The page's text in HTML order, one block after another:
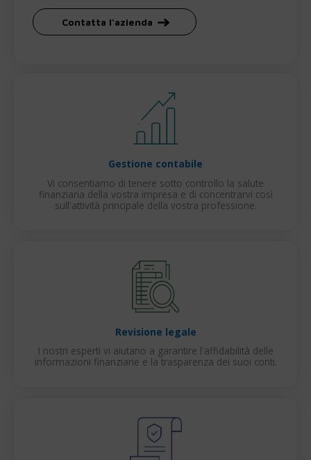
Contatta l'azienda
Gestione contabile
Vi consentiamo di tenere sotto controllo la salute
finanziaria della vostra impresa e di concentrarvi così
sull'attività principale della vostra professione.
Revisione legale
I nostri esperti vi aiutano a garantire l'affidabilità delle
informazioni finanziarie e la trasparenza dei suoi conti.